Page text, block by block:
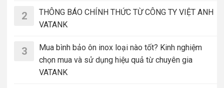
2
THÔNG BÁO CHÍNH THỨC TỪ CÔNG TY VIỆT ANH
VATANK
3
Mua bình bảo ôn inox loại nào tốt? Kinh nghiệm
chọn mua và sử dụng hiệu quả từ chuyên gia
VATANK